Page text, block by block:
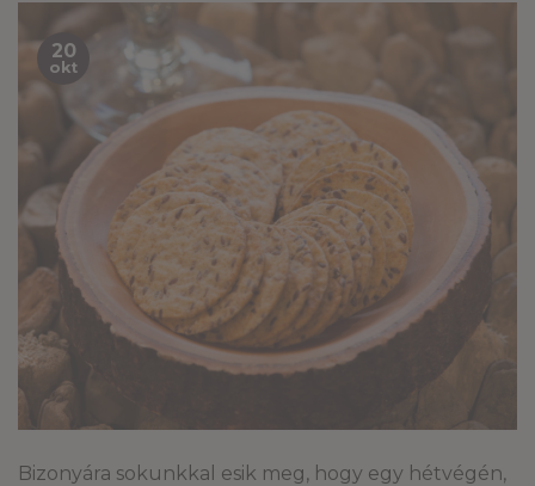
20
okt
Bizonyára sokunkkal esik meg, hogy egy hétvégén,